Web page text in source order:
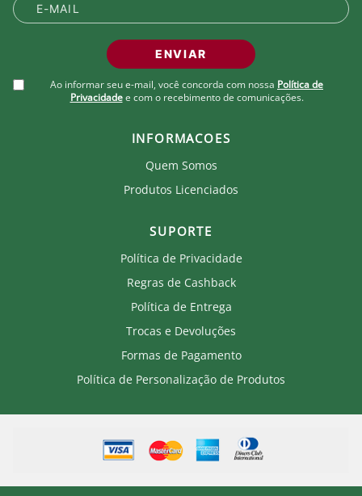
Produto Oficial Licenciado do Fluminense.
Ao comprar um produto oficial você fortalece seu
clube que recebe royalties com a venda de cada
produto.
ENVIAR
Ao informar seu e-mail, você concorda com nossa Política de
Privacidade e com o recebimento de comunicações.
INFORMACOES
Quem Somos
Produtos Licenciados
SUPORTE
Política de Privacidade
Regras de Cashback
Política de Entrega
Trocas e Devoluções
Formas de Pagamento
Política de Personalização de Produtos